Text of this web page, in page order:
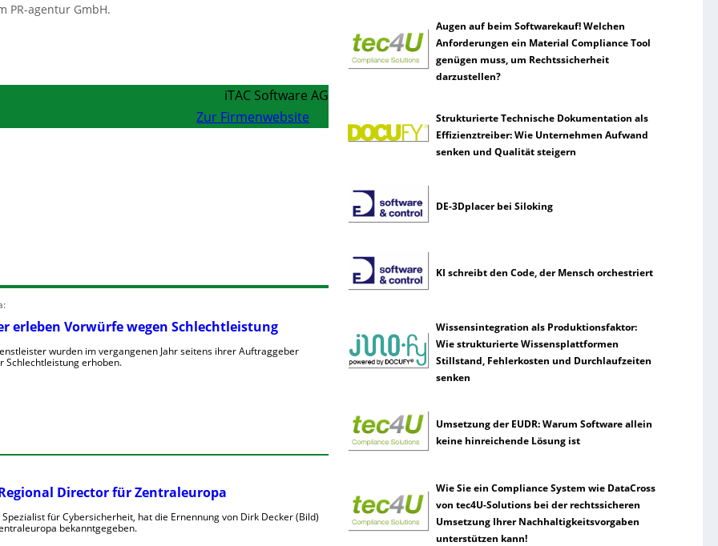
PR-agentur GmbH.
iTAC Software AG
Zur Firmenwebsite
erleben Vorwürfe wegen Schlechtleistung
wurden im vergangenen Jahr seitens ihrer Auftraggeber
Schlechtleistung erhoben.
Director für Zentraleuropa
für Cybersicherheit, hat die Ernennung von Dirk Decker (Bild)
bekanntgegeben.
Augen auf beim Softwarekauf! Welchen
Anforderungen ein Material Compliance Tool
genügen muss, um Rechtssicherheit
darzustellen?
Strukturierte Technische Dokumentation als
Effizienztreiber: Wie Unternehmen Aufwand
senken und Qualität steigern
DE-3Dplacer bei Siloking
KI schreibt den Code, der Mensch orchestriert
Wissensintegration als Produktionsfaktor:
Wie strukturierte Wissensplattformen
Stillstand, Fehlerkosten und Durchlaufzeiten
senken
Umsetzung der EUDR: Warum Software allein
keine hinreichende Lösung ist
Wie Sie ein Compliance System wie DataCross
von tec4U-Solutions bei der rechtssicheren
Umsetzung Ihrer Nachhaltigkeitsvorgaben
unterstützen kann!